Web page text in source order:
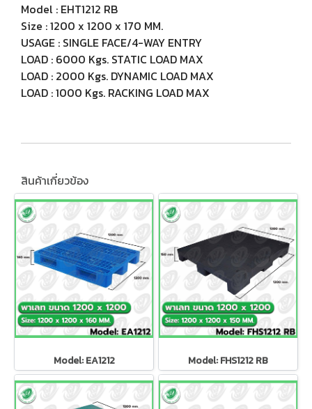
Model : EHT1212 RB
Size : 1200 x 1200 x 170 MM.
USAGE : SINGLE FACE/4-WAY ENTRY
LOAD : 6000 Kgs. STATIC LOAD MAX
LOAD : 2000 Kgs. DYNAMIC LOAD MAX
LOAD : 1000 Kgs. RACKING LOAD MAX
สินค้าเกี่ยวข้อง
Model: EA1212 Model: FHS1212 RB